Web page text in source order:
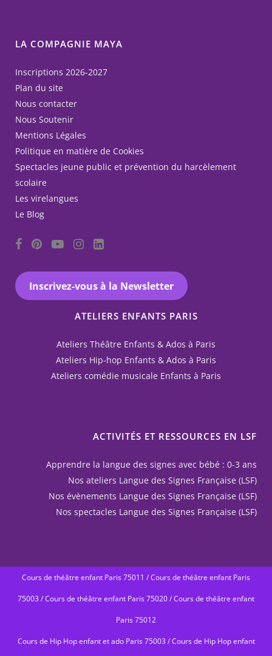
LA COMPAGNIE MAYA
Inscriptions 2026-2027
Plan du site
Nous contacter
Nous Soutenir
Mentions Légales
Politique en matière de Cookies
Spectacles jeune public et prévention du harcèlement
scolaire
Les virelangues
Le Blog
Inscrivez-vous à la Newsletter
ATELIERS ENFANTS PARIS
Ateliers Théâtre Enfants & Ados à Paris
Ateliers Hip-hop Enfants & Ados à Paris
Ateliers comédie musicale Enfants à Paris
ACTIVITÉS ET RESSOURCES EN LSF
Apprendre la langue des signes avec bébé : 0-3 ans
Nos ateliers Langue des Signes Française (LSF)
Nos évènements Langue des Signes Française (LSF)
Nos spectacles Langue des Signes Française (LSF)
Cours de théâtre enfant Paris 75011 /Cours de théâtre enfant Paris
75003/Cours de théâtre enfant Paris 75020/Cours de théâtre enfant
Paris 75012
Cours de Hip Hop enfant et ado Paris 75003/Cours de Hip Hop enfant